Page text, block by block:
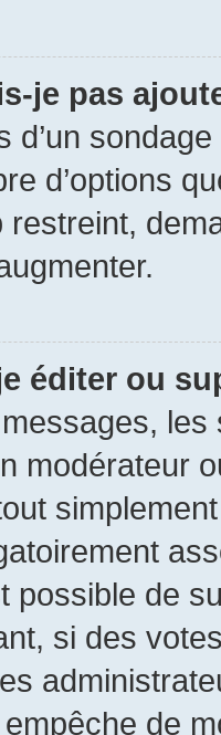
je pas
d’un
d’options
éditer ou
modérateur
possible de
si des
de